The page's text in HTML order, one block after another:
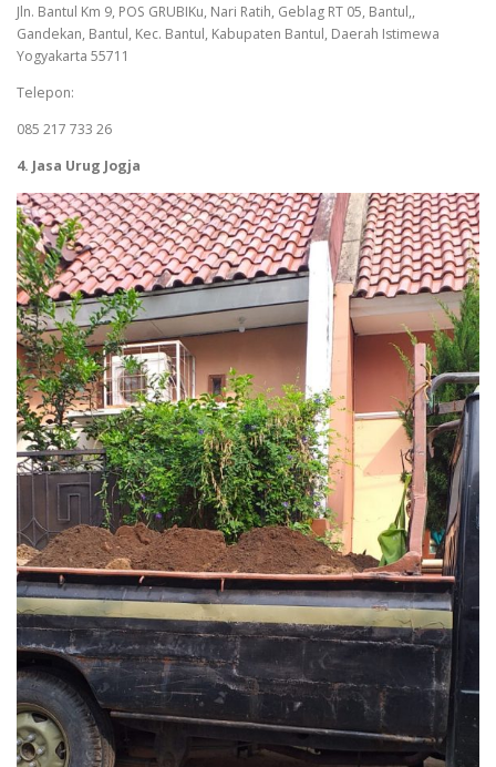
Jln. Bantul Km 9, POS GRUBIKu, Nari Ratih, Geblag RT 05, Bantul,,
Gandekan, Bantul, Kec. Bantul, Kabupaten Bantul, Daerah Istimewa
Yogyakarta 55711
Telepon:
085 217 733 26
4. Jasa Urug Jogja